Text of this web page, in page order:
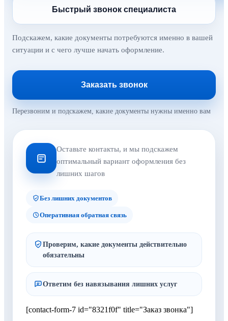
Быстрый звонок специалиста
Подскажем, какие документы потребуются именно в вашей
ситуации и с чего лучше начать оформление.
Заказать звонок
Перезвоним и подскажем, какие документы нужны именно вам
Оставьте контакты, и мы подскажем
оптимальный вариант оформления без
лишних шагов
Без лишних документов
Оперативная обратная связь
Проверим, какие документы действительно
обязательны
Ответим без навязывания лишних услуг
[contact-form-7 id="8321f0f" title="Заказ звонка"]